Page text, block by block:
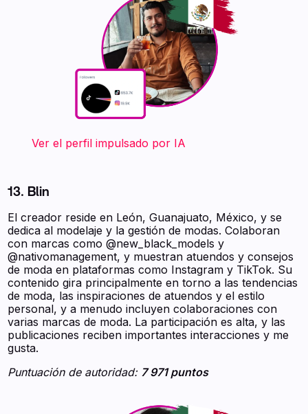
‍ ‍ ‍ ‍ ‍ ‍ ‍ Ver el perfil impulsado por IA
13. Blin
El creador reside en León, Guanajuato, México, y se
dedica al modelaje y la gestión de modas. Colaboran
con marcas como @new_black_models y
@nativomanagement, y muestran atuendos y consejos
de moda en plataformas como Instagram y TikTok. Su
contenido gira principalmente en torno a las tendencias
de moda, las inspiraciones de atuendos y el estilo
personal, y a menudo incluyen colaboraciones con
varias marcas de moda. La participación es alta, y las
publicaciones reciben importantes interacciones y me
gusta.
Puntuación de autoridad: 7 971 puntos